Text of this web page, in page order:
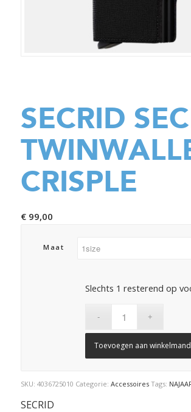
SECRID
CRISPLE
€99,00
Maat
Slechts 1 resterend op
Toevoegen aan winkelmand
SKU: 4036725010 Categorie: Accessoires Tags:
SECRID